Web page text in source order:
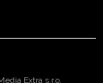
Extra s.r.o.